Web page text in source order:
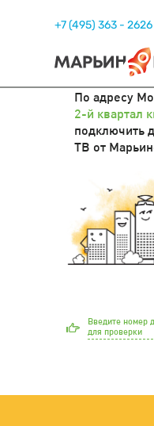
+7 (495) 363 - 2626
По адресу
2-й квартал
подключить
ТВ от
Введите номер
для проверки